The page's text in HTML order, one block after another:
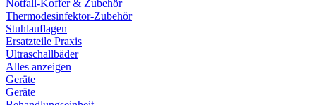
Notfall-Koffer & Zubehör
Thermodesinfektor-Zubehör
Stuhlauflagen
Ersatzteile Praxis
Ultraschallbäder
Alles anzeigen
Geräte
Geräte